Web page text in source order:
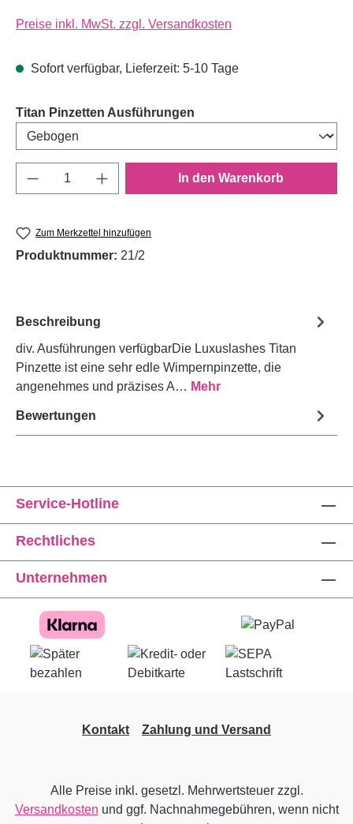
Preise inkl. MwSt. zzgl. Versandkosten
Sofort verfügbar, Lieferzeit: 5-10 Tage
Titan Pinzetten Ausführungen
Produkt Anzahl: Gib den gewünschten
In den Warenkorb
Zum Merkzettel hinzufügen
Produktnummer: 21/2
Beschreibung
div. Ausführungen verfügbarDie Luxuslashes Titan
Pinzette ist eine sehr edle Wimpernpinzette, die
angenehmes und präzises A… Mehr
Bewertungen
Service-Hotline
Rechtliches
Unternehmen
Kontakt Zahlung und Versand
Alle Preise inkl. gesetzl. Mehrwertsteuer zzgl.
Versandkosten und ggf. Nachnahmegebühren, wenn nicht